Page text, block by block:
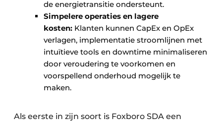
de energietransitie ondersteunt.
Simpelere operaties en lagere
kosten: Klanten kunnen CapEx en OpEx
verlagen, implementatie stroomlijnen met
intuïtieve tools en downtime minimaliseren
door veroudering te voorkomen en
voorspellend onderhoud mogelijk te
maken.
Als eerste in zijn soort is Foxboro SDA een